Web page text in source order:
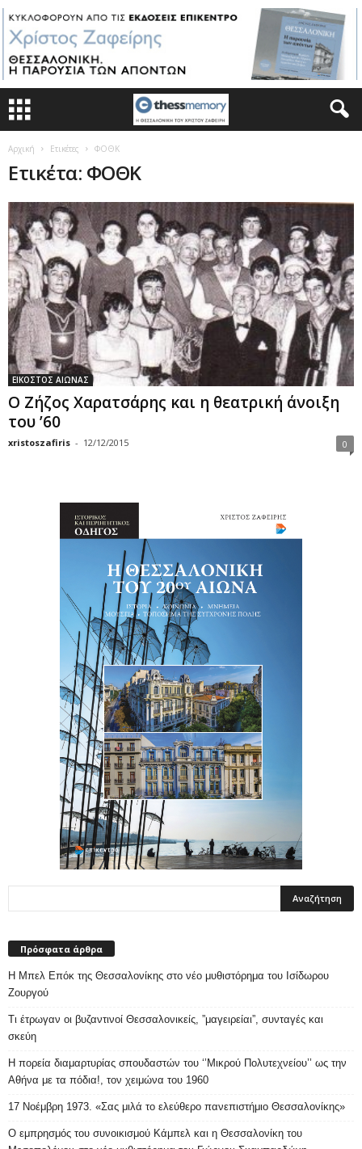
Αρχική Ετικέτες ΦΟΘΚ
Ετικέτα: ΦΟΘΚ
ΕΙΚΟΣΤΟΣ ΑΙΩΝΑΣ
Ο Ζήζος Χαρατσάρης και η θεατρική άνοιξη
του ’60
xristoszafiris - 12/12/2015 0
Πρόσφατα άρθρα
Η Μπελ Επόκ της Θεσσαλονίκης στο νέο μυθιστόρημα του Ισίδωρου
Ζουργού
Τι έτρωγαν οι βυζαντινοί Θεσσαλονικείς, ”μαγειρείαι”, συνταγές και
σκεύη
Η πορεία διαμαρτυρίας σπουδαστών του ‘’Μικρού Πολυτεχνείου’’ ως την
Αθήνα με τα πόδια!, τον χειμώνα του 1960
17 Νοέμβρη 1973. «Σας μιλά το ελεύθερο πανεπιστήμιο Θεσσαλονίκης»
Ο εμπρησμός του συνοικισμού Κάμπελ και η Θεσσαλονίκη του